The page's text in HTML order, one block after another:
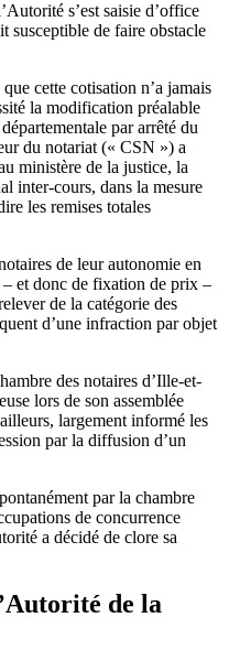
s’est saisie d’office
susceptible de faire obstacle
cette cotisation n’a jamais
la modification préalable
par arrêté du
du notariat (« CSN ») a
ministère de la justice, la
inter-cours, dans la mesure
les remises totales
de leur autonomie en
– et donc de fixation de prix –
de la catégorie des
d’une infraction par objet
des notaires d’Ille-et-
lors de son assemblée
largement informé les
par la diffusion d’un
par la chambre
de concurrence
a décidé de clore sa
de la